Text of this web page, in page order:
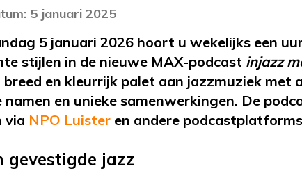
5 januari 2025
5 januari 2026 hoort u wekelijks een
stijlen in de nieuwe MAX-podcast injazz
breed en kleurrijk palet aan jazzmuziek met
namen en unieke samenwerkingen. De
via NPO Luister en andere
gevestigde jazz